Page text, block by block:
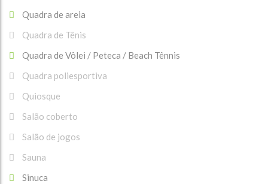
Quadra de areia
Quadra de Tênis
Quadra de Vôlei / Peteca / Beach Tênnis
Quadra poliesportiva
Quiosque
Salão coberto
Salão de jogos
Sauna
Sinuca